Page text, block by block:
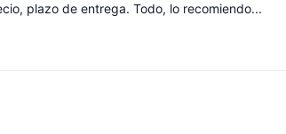
plazo de entrega. Todo, lo recomiendo...